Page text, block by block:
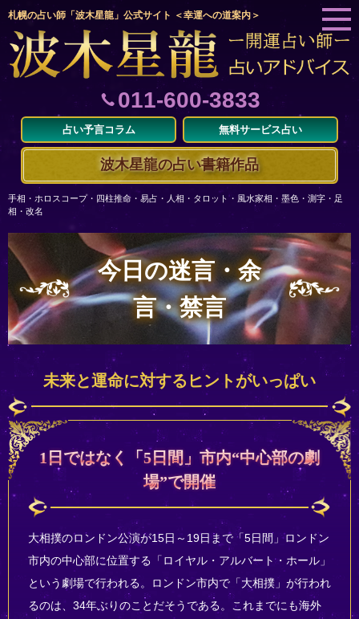
札幌の占い師「波木星龍」公式サイト ＜幸運への道案内＞
011-600-3833
占い予言コラム 無料サービス占い
波木星龍の占い書籍作品
手相・ホロスコープ・四柱推命・易占・人相・タロット・風水家相・墨色・測字・足
相・改名
今日の迷言・余
言・禁言
未来と運命に対するヒントがいっぱい
1日ではなく「5日間」市内“中心部の劇
場”で開催
大相撲のロンドン公演が15日～19日まで「5日間」ロンドン
市内の中心部に位置する「ロイヤル・アルバート・ホール」
という劇場で行われる。ロンドン市内で「大相撲」が行われ
るのは、34年ぶりのことだそうである。これまでにも海外